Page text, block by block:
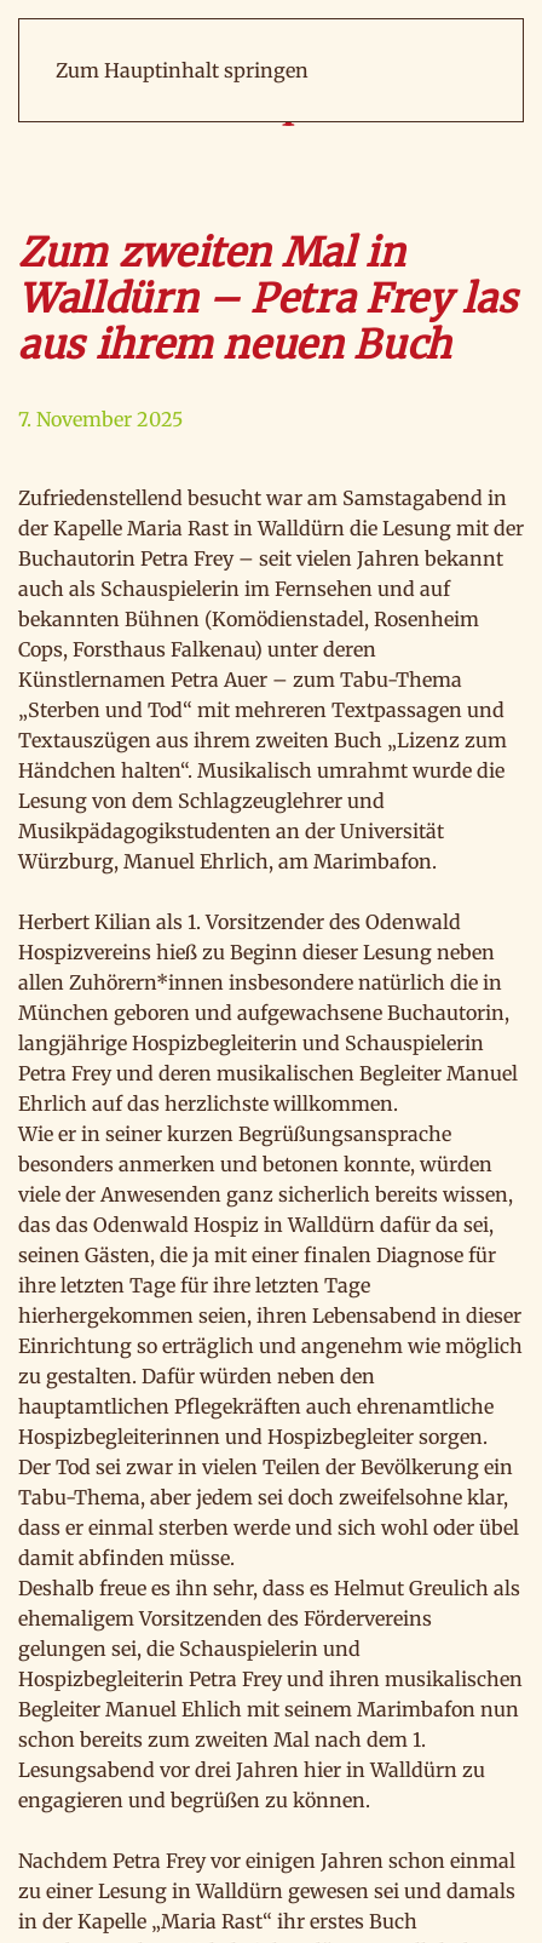
Zum Hauptinhalt springen
Zum zweiten Mal in
Walldürn – Petra Frey las
aus ihrem neuen Buch
7. November 2025
Zufriedenstellend besucht war am Samstagabend in
der Kapelle Maria Rast in Walldürn die Lesung mit der
Buchautorin Petra Frey – seit vielen Jahren bekannt
auch als Schauspielerin im Fernsehen und auf
bekannten Bühnen (Komödienstadel, Rosenheim
Cops, Forsthaus Falkenau) unter deren
Künstlernamen Petra Auer – zum Tabu-Thema
„Sterben und Tod“ mit mehreren Textpassagen und
Textauszügen aus ihrem zweiten Buch „Lizenz zum
Händchen halten“. Musikalisch umrahmt wurde die
Lesung von dem Schlagzeuglehrer und
Musikpädagogikstudenten an der Universität
Würzburg, Manuel Ehrlich, am Marimbafon.
Herbert Kilian als 1. Vorsitzender des Odenwald
Hospizvereins hieß zu Beginn dieser Lesung neben
allen Zuhörern*innen insbesondere natürlich die in
München geboren und aufgewachsene Buchautorin,
langjährige Hospizbegleiterin und Schauspielerin
Petra Frey und deren musikalischen Begleiter Manuel
Ehrlich auf das herzlichste willkommen.
Wie er in seiner kurzen Begrüßungsansprache
besonders anmerken und betonen konnte, würden
viele der Anwesenden ganz sicherlich bereits wissen,
das das Odenwald Hospiz in Walldürn dafür da sei,
seinen Gästen, die ja mit einer finalen Diagnose für
ihre letzten Tage für ihre letzten Tage
hierhergekommen seien, ihren Lebensabend in dieser
Einrichtung so erträglich und angenehm wie möglich
zu gestalten. Dafür würden neben den
hauptamtlichen Pflegekräften auch ehrenamtliche
Hospizbegleiterinnen und Hospizbegleiter sorgen.
Der Tod sei zwar in vielen Teilen der Bevölkerung ein
Tabu-Thema, aber jedem sei doch zweifelsohne klar,
dass er einmal sterben werde und sich wohl oder übel
damit abfinden müsse.
Deshalb freue es ihn sehr, dass es Helmut Greulich als
ehemaligem Vorsitzenden des Fördervereins
gelungen sei, die Schauspielerin und
Hospizbegleiterin Petra Frey und ihren musikalischen
Begleiter Manuel Ehlich mit seinem Marimbafon nun
schon bereits zum zweiten Mal nach dem 1.
Lesungsabend vor drei Jahren hier in Walldürn zu
engagieren und begrüßen zu können.
Nachdem Petra Frey vor einigen Jahren schon einmal
zu einer Lesung in Walldürn gewesen sei und damals
in der Kapelle „Maria Rast“ ihr erstes Buch